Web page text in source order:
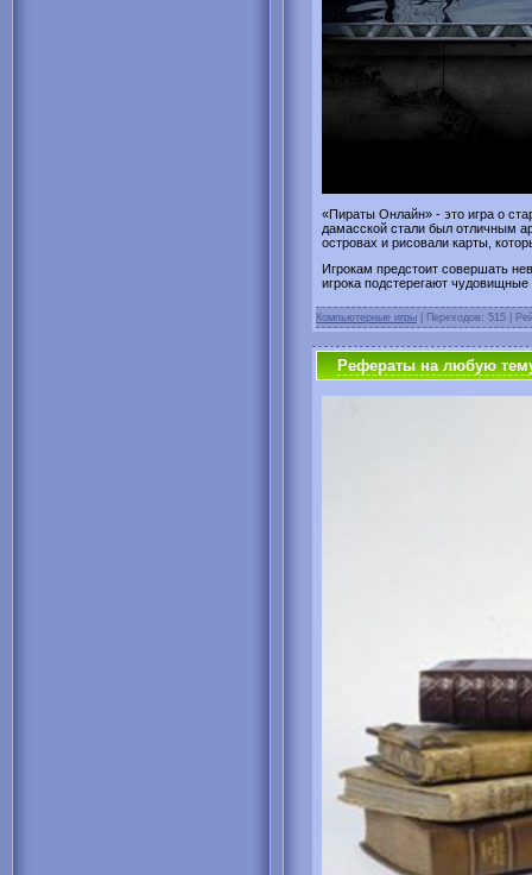
«Пираты Онлайн» - это игра о
дамасской стали был отличным
островах и рисовали карты,
Игрокам предстоит совершать
игрока подстерегают
Компьютерные игры | Переходов: 515 |
Рефераты на любую